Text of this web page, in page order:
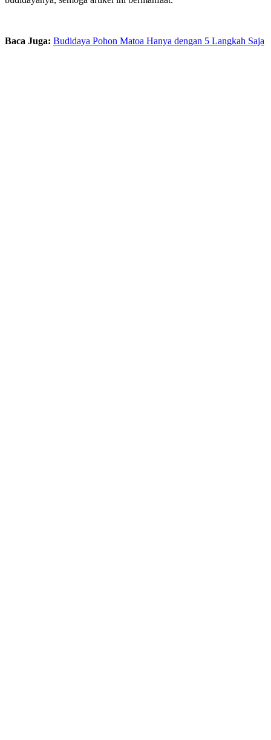
Baca Juga: Budidaya Pohon Matoa Hanya dengan 5 Langkah Saja